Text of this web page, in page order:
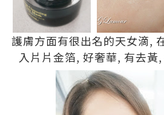
護膚方面有很出名的天女滴,
入片片金箔, 好奢華, 有去黃